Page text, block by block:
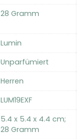
‎28 Gramm
‎Lumin
‎Unparfümiert
‎Herren
‎LUM19EXF
‎5.4 x 5.4 x 4.4 cm;
28 Gramm